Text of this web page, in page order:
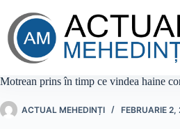
conținut
Motrean prins în timp ce vindea haine
ACTUAL MEHEDINȚI FEBRUARIE 2,